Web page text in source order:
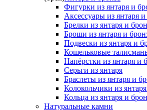
Фигурки из янтаря и
Аксессуары из янтаря
Брелки из янтаря и
Броши из янтаря и
Подвески из янтаря и
Кошельковые
Напёрстки из янтаря и
Серьги из янтаря
Браслеты из янтаря и
Колокольчики из
Кольца из янтаря и
Натуральные камни